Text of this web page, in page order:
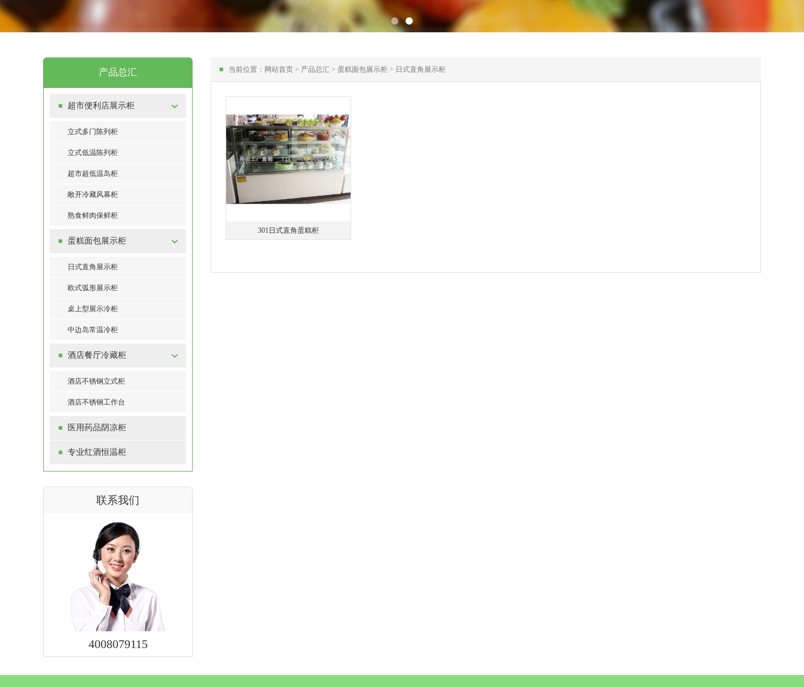
产品总汇
超市便利店展示柜
立式多门陈列柜
立式低温陈列柜
超市超低温岛柜
敞开冷藏风幕柜
熟食鲜肉保鲜柜
蛋糕面包展示柜
日式直角展示柜
欧式弧形展示柜
桌上型展示冷柜
中边岛常温冷柜
酒店餐厅冷藏柜
酒店不锈钢立式柜
酒店不锈钢工作台
医用药品阴凉柜
专业红酒恒温柜
联系我们
4008079115
当前位置： 网站首页 > 产品总汇 > 蛋糕面包展示柜 > 日式直角展示柜
301日式直角蛋糕柜